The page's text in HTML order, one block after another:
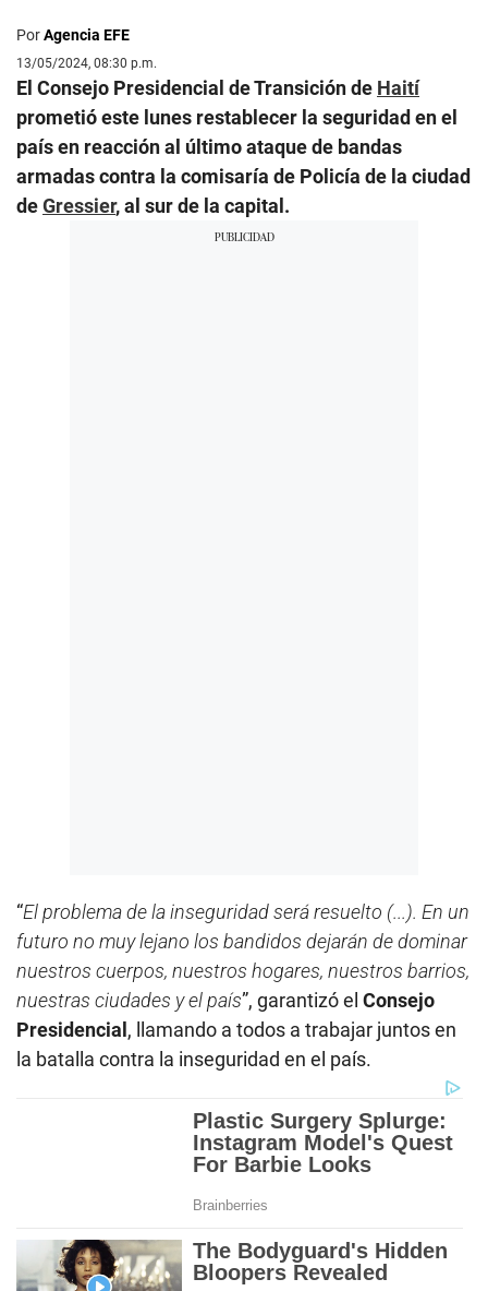
PorAgencia EFE
13/05/2024, 08:30 p.m.
El Consejo Presidencial de Transición de Haití
prometió este lunes restablecer la seguridad en el
país en reacción al último ataque de bandas
armadas contra la comisaría de Policía de la ciudad
deGressier, al sur de la capital.
“El problema de la inseguridad será resuelto (...). En un
futuro no muy lejano los bandidos dejarán de dominar
nuestros cuerpos, nuestros hogares, nuestros barrios,
nuestras ciudades y el país”, garantizó el Consejo
Presidencial, llamando a todos a trabajar juntos en
la batalla contra la inseguridad en el país.